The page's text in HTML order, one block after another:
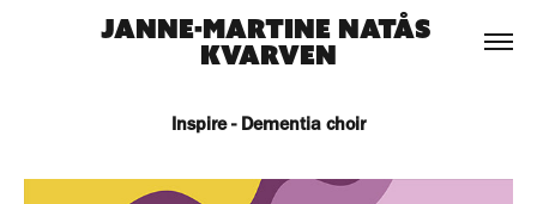
Janne-Martine Natås
Kvarven
Inspire - Dementia choir